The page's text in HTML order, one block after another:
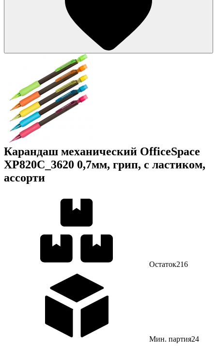
Карандаш механический OfficeSpace
XP820С_3620 0,7мм, грип, с ластиком,
ассорти
Остаток216
Мин. партия24